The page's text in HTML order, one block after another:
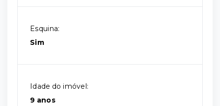
Esquina:
Sim
Idade do imóvel:
9 anos